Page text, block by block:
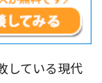
している現代